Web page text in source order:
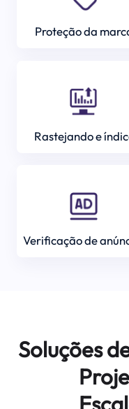
Proteção da
Rastejando e
Verificação de
Soluções